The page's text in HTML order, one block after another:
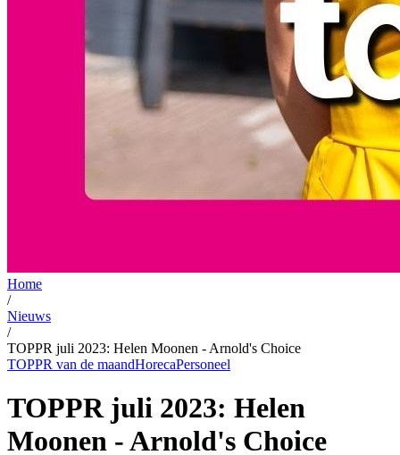
Home
/
Nieuws
/
TOPPR juli 2023: Helen Moonen - Arnold's Choice
TOPPR van de maandHorecaPersoneel
TOPPR juli 2023: Helen
Moonen - Arnold's Choice